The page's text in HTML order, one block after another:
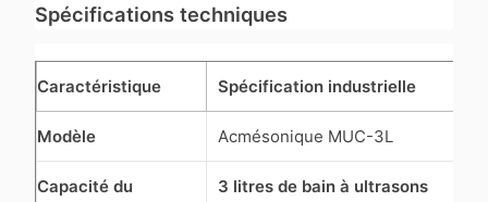
Spécifications techniques
Caractéristique Spécification industrielle
Modèle Acmésonique MUC-3L
Capacité du
3 litres de bain à ultrasons